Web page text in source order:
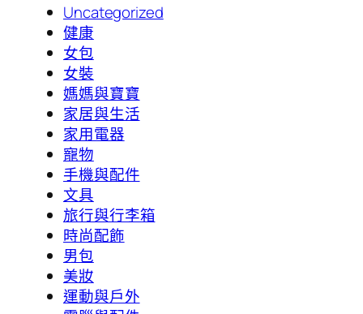
Uncategorized
健康
女包
女裝
媽媽與寶寶
家居與生活
家用電器
寵物
手機與配件
文具
旅行與行李箱
時尚配飾
男包
美妝
運動與戶外